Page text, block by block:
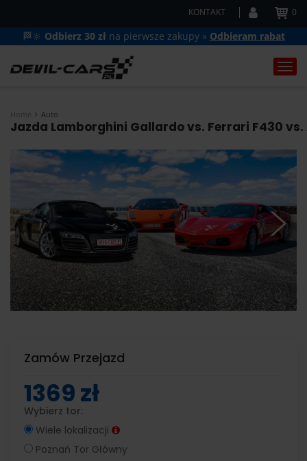
KONTAKT 0
🏁🔆 Odbierz 30 zł na pierwsze zakupy » Odbieram rabat
Home Auto
Jazda Lamborghini Gallardo vs. Ferrari F430
Zamów Przejazd
1369 zł
Wybierz tor:
Wiele lokalizacji
Poznań Tor Główny